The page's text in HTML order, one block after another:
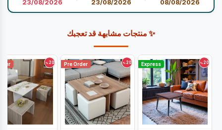
08/08/2026
23/08/2026
23/08/2026
✨ منتجات مشابهة قد تعجبك
20
%
Express
20
%
Pre Order
20
%